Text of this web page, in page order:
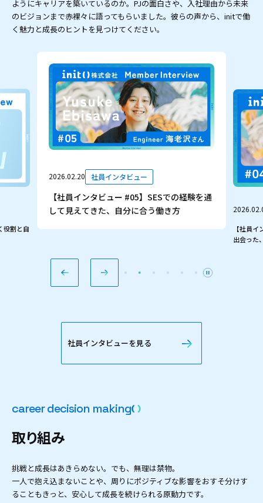
ようにキャリアを築いているのか。PJの面白さや、入社理由から未来
のビジョンまで赤裸々に語ってもらいました。彼らの声から、initで働
く魅力と成長のヒントを見つけてください。
役割と自
2026.02.20 社員インタビュー
【社員インタビュー #05】SESでの経験を通
して見えてきた、自分に合う働き方
【社員
出会った
社員インタビューを見る
careerdecision making
取り組み
挑戦と成長はあきらめない。でも、無理は禁物。
一人で抱え込まないことや、周りにポジティブな影響をおすそ分けす
ることもきっと、安心して成長を続けられる原動力です。